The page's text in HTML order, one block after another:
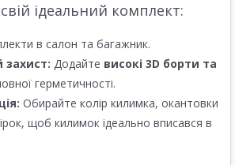
ідеальний комплект:
в салон та багажник.
Додайте високі 3D борти та
герметичності.
Обирайте колір килимка, окантовки
щоб килимок ідеально вписався в